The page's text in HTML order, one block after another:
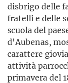
disbrigo delle
fratelli e delle
scuola del
d'Aubenas,
carattere
attività
primavera del